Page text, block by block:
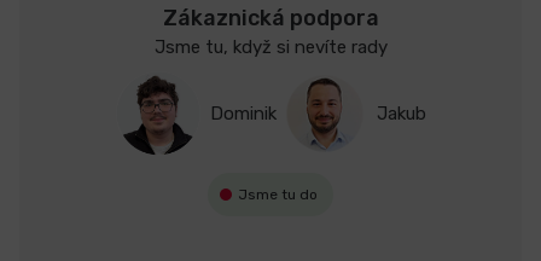
Zákaznická podpora
Jsme tu, když si nevíte rady
Dominik Jakub
Jsme tu do